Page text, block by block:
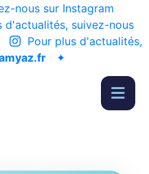
nous sur Instagram
d'actualités, suivez-nous
Pour plus d'actualités,
✦